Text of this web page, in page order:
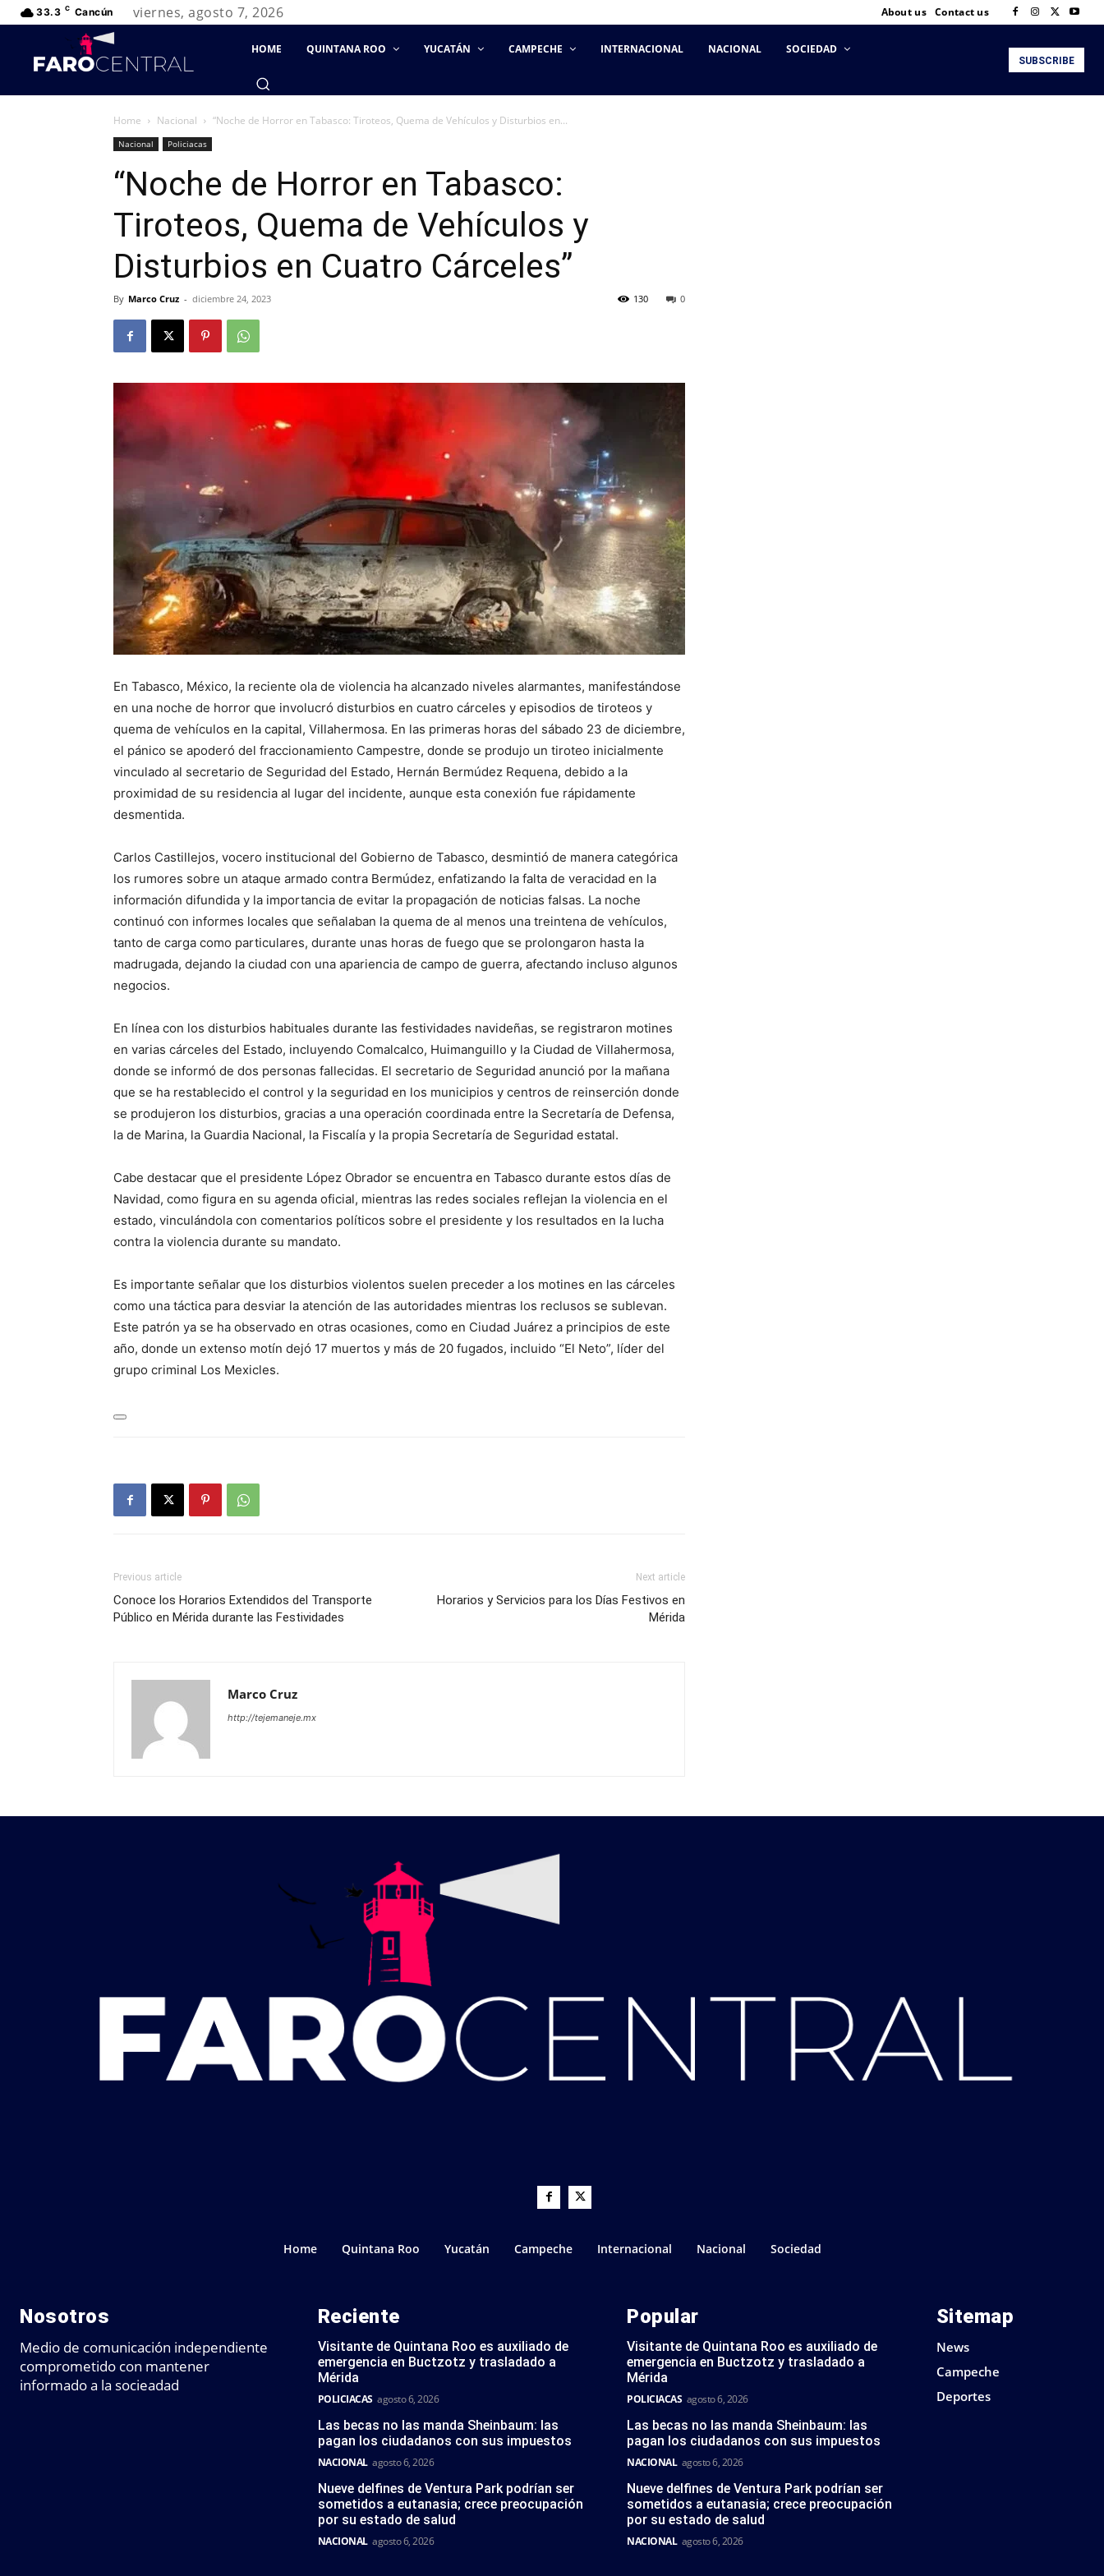
33.3 C Cancún viernes, agosto 7, 2026 About us Contact us
HOME QUINTANA ROO YUCATÁN CAMPECHE INTERNACIONAL NACIONAL SOCIEDAD
SUBSCRIBE
Home Nacional “Noche de Horror en Tabasco: Tiroteos, Quema de Vehículos y Disturbios en...
Nacional Policiacas
“Noche de Horror en Tabasco:
Tiroteos, Quema de Vehículos y
Disturbios en Cuatro Cárceles”
By Marco Cruz - diciembre 24, 2023 0
130
En Tabasco, México, la reciente ola de violencia ha alcanzado niveles alarmantes, manifestándose
en una noche de horror que involucró disturbios en cuatro cárceles y episodios de tiroteos y
quema de vehículos en la capital, Villahermosa. En las primeras horas del sábado 23 de diciembre,
el pánico se apoderó del fraccionamiento Campestre, donde se produjo un tiroteo inicialmente
vinculado al secretario de Seguridad del Estado, Hernán Bermúdez Requena, debido a la
proximidad de su residencia al lugar del incidente, aunque esta conexión fue rápidamente
desmentida.
Carlos Castillejos, vocero institucional del Gobierno de Tabasco, desmintió de manera categórica
los rumores sobre un ataque armado contra Bermúdez, enfatizando la falta de veracidad en la
información difundida y la importancia de evitar la propagación de noticias falsas. La noche
continuó con informes locales que señalaban la quema de al menos una treintena de vehículos,
tanto de carga como particulares, durante unas horas de fuego que se prolongaron hasta la
madrugada, dejando la ciudad con una apariencia de campo de guerra, afectando incluso algunos
negocios.
En línea con los disturbios habituales durante las festividades navideñas, se registraron motines
en varias cárceles del Estado, incluyendo Comalcalco, Huimanguillo y la Ciudad de Villahermosa,
donde se informó de dos personas fallecidas. El secretario de Seguridad anunció por la mañana
que se ha restablecido el control y la seguridad en los municipios y centros de reinserción donde
se produjeron los disturbios, gracias a una operación coordinada entre la Secretaría de Defensa,
la de Marina, la Guardia Nacional, la Fiscalía y la propia Secretaría de Seguridad estatal.
Cabe destacar que el presidente López Obrador se encuentra en Tabasco durante estos días de
Navidad, como figura en su agenda oficial, mientras las redes sociales reflejan la violencia en el
estado, vinculándola con comentarios políticos sobre el presidente y los resultados en la lucha
contra la violencia durante su mandato.
Es importante señalar que los disturbios violentos suelen preceder a los motines en las cárceles
como una táctica para desviar la atención de las autoridades mientras los reclusos se sublevan.
Este patrón ya se ha observado en otras ocasiones, como en Ciudad Juárez a principios de este
año, donde un extenso motín dejó 17 muertos y más de 20 fugados, incluido “El Neto”, líder del
grupo criminal Los Mexicles.
Previous article
Conoce los Horarios Extendidos del Transporte
Público en Mérida durante las Festividades
Next article
Horarios y Servicios para los Días Festivos en
Mérida
Marco Cruz
http://tejemaneje.mx
Home Quintana Roo Yucatán Campeche Internacional Nacional Sociedad
Nosotros
Medio de comunicación independiente
comprometido con mantener
informado a la socieadad
Reciente
Visitante de Quintana Roo es auxiliado de
emergencia en Buctzotz y trasladado a
Mérida
POLICIACAS agosto 6, 2026
Las becas no las manda Sheinbaum: las
pagan los ciudadanos con sus impuestos
NACIONAL agosto 6, 2026
Nueve delfines de Ventura Park podrían ser
sometidos a eutanasia; crece preocupación
por su estado de salud
NACIONAL agosto 6, 2026
Popular
Visitante de Quintana Roo es auxiliado de
emergencia en Buctzotz y trasladado a
Mérida
POLICIACAS agosto 6, 2026
Las becas no las manda Sheinbaum: las
pagan los ciudadanos con sus impuestos
NACIONAL agosto 6, 2026
Nueve delfines de Ventura Park podrían ser
sometidos a eutanasia; crece preocupación
por su estado de salud
NACIONAL agosto 6, 2026
Sitemap
News
Campeche
Deportes